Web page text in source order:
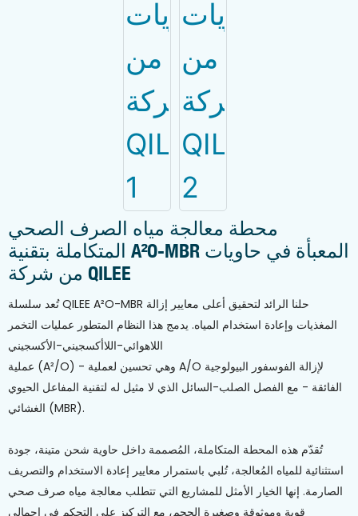
محطة معالجة مياه الصرف الصحي
المتكاملة بتقنية A²O-MBR المعبأة في حاويات
من شركة QILEE
تُعد سلسلة QILEE A²O-MBR حلنا الرائد لتحقيق أعلى معايير إزالة
المغذيات وإعادة استخدام المياه. يدمج هذا النظام المتطور عمليات التخمر
اللاهوائي-اللاأكسجيني-الأكسجيني
عملية (A²/O) - وهي تحسين لعملية A/O لإزالة الفوسفور البيولوجية
الفائقة - مع الفصل الصلب-السائل الذي لا مثيل له لتقنية المفاعل الحيوي
الغشائي (MBR).
تُقدّم هذه المحطة المتكاملة، المُصممة داخل حاوية شحن متينة، جودة
استثنائية للمياه المُعالجة، تُلبي باستمرار معايير إعادة الاستخدام والتصريف
الصارمة. إنها الخيار الأمثل للمشاريع التي تتطلب معالجة مياه صرف صحي
قوية وموثوقة وصغيرة الحجم، مع التركيز على التحكم في إجمالي